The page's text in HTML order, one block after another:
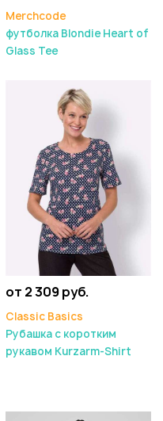
Merchcode
футболка Blondie Heart of
Glass Tee
от 2 309 руб.
Classic Basics
Рубашка с коротким
рукавом Kurzarm-Shirt